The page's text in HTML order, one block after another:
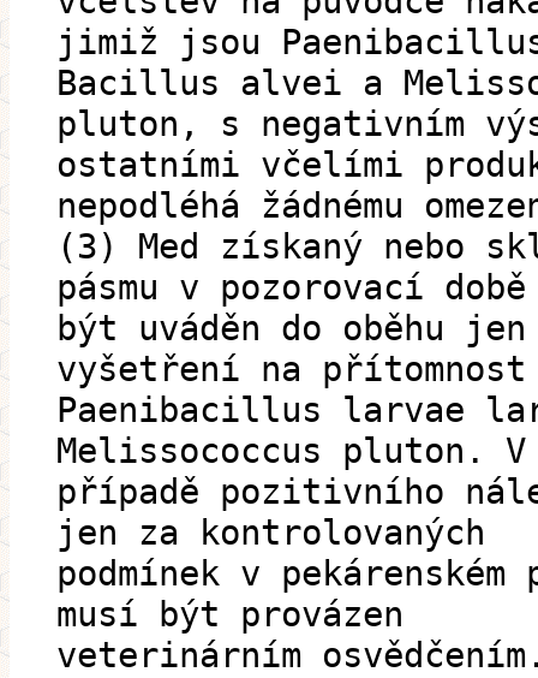
jimiž jsou
Bacillus alvei a
pluton, s negativním
ostatními včelími
nepodléhá žádnému
(3) Med získaný nebo
pásmu v pozorovací době
být uváděn do oběhu
vyšetření na přítomnost
Paenibacillus larvae
Melissococcus pluton. V
případě pozitivního
jen za kontrolovaných
podmínek v
musí být provázen
veterinárním